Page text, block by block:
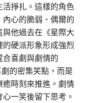
掙扎。這樣的角色
心的脆弱、偶爾的
他過去在《星際大
硬派形象形成強烈
喜劇與劇情的
的密集笑點，而是
時刻來推進。劇情
一笑後留下思考。